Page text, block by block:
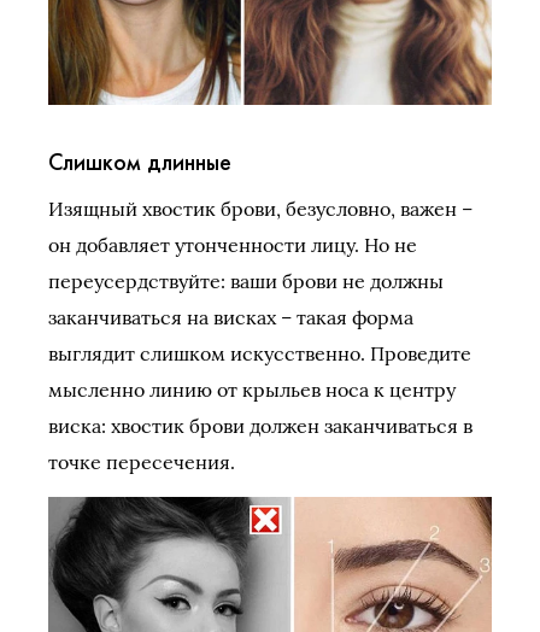
Слишком длинные
Изящный хвостик брови, безусловно, важен –
он добавляет утонченности лицу. Но не
переусердствуйте: ваши брови не должны
заканчиваться на висках – такая форма
выглядит слишком искусственно. Проведите
мысленно линию от крыльев носа к центру
виска: хвостик брови должен заканчиваться в
точке пересечения.